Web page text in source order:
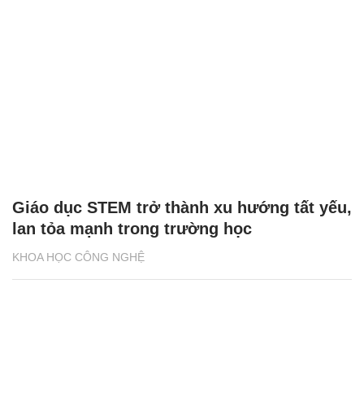
KHOA HỌC CÔNG NGHỆ
Giáo dục STEM trở thành xu hướng tất yếu,
lan tỏa mạnh trong trường học